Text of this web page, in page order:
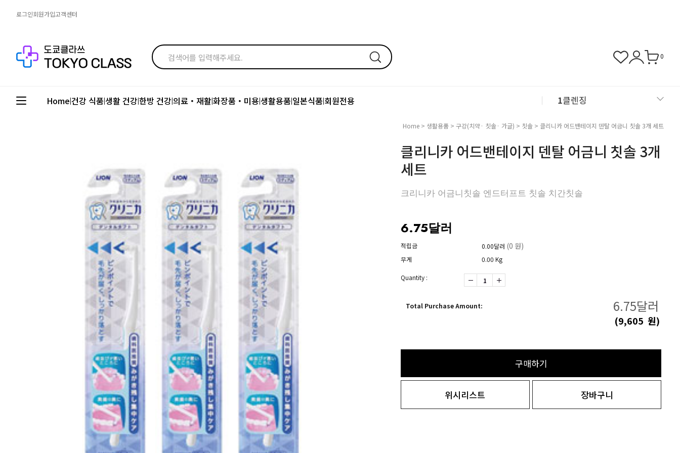
로그인회원가입고객센터
0
Home|건강 식품|생활 건강|한방 건강|의료・재활|화장품・미용|생활용품|일본식품|회원전용 1클렌징
2샴푸
3 근육관절
Home > 생활용품 > 구강(치약· 칫솔· 가글) > 칫솔 > 클리니카 어드밴테이지 덴탈 어금니 칫솔 3개 세트
클리니카 어드밴테이지 덴탈 어금니 칫솔 3개
세트
크리니카 어금니칫솔 엔드터프트 칫솔 치간칫솔
6.75달러
적립금 0.00달러 (0 원)
무게 0.00 Kg
Quantity :
Total Purchase Amount: 6.75달러
(9,605 원)
구매하기
위시리스트 장바구니